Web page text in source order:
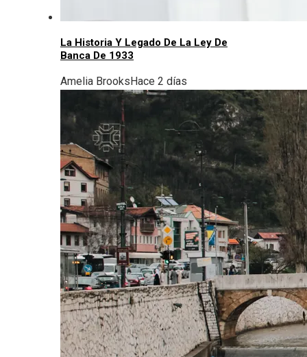
La Historia Y Legado De La Ley De
Banca De 1933
Amelia BrooksHace 2 días